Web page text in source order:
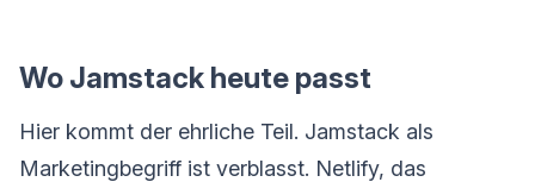
Wo Jamstack heute passt
Hier kommt der ehrliche Teil. Jamstack als
Marketingbegriff ist verblasst. Netlify, das